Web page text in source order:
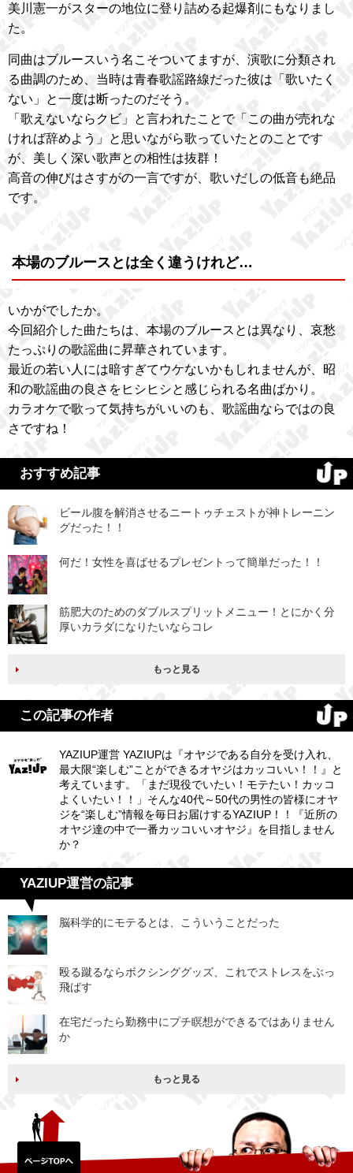
美川憲一がスターの地位に登り詰める起爆剤にもなりまし
た。
同曲はブルースいう名こそついてますが、演歌に分類され
る曲調のため、当時は青春歌謡路線だった彼は「歌いたく
ない」と一度は断ったのだそう。
「歌えないならクビ」と言われたことで「この曲が売れな
ければ辞めよう」と思いながら歌っていたとのことです
が、美しく深い歌声との相性は抜群！
高音の伸びはさすがの一言ですが、歌いだしの低音も絶品
です。
本場のブルースとは全く違うけれど…
いかがでしたか。
今回紹介した曲たちは、本場のブルースとは異なり、哀愁
たっぷりの歌謡曲に昇華されています。
最近の若い人には暗すぎてウケないかもしれませんが、昭
和の歌謡曲の良さをヒシヒシと感じられる名曲ばかり。
カラオケで歌って気持ちがいいのも、歌謡曲ならではの良
さですね！
おすすめ記事
ビール腹を解消させるニートゥチェストが神トレーニン
グだった！！
何だ！女性を喜ばせるプレゼントって簡単だった！！
筋肥大のためのダブルスプリットメニュー！とにかく分
厚いカラダになりたいならコレ
もっと見る
この記事の作者
YAZIUP運営 YAZIUPは『オヤジである自分を受け入れ、
最大限“楽しむ”ことができるオヤジはカッコいい！！』と
考えています。「まだ現役でいたい！モテたい！カッコ
よくいたい！！」そんな40代～50代の男性の皆様にオヤ
ジを“楽しむ”情報を毎日お届けするYAZIUP！！『近所の
オヤジ達の中で一番カッコいいオヤジ』を目指しません
か？
YAZIUP運営の記事
脳科学的にモテるとは、こういうことだった
殴る蹴るならボクシンググッズ、これでストレスをぶっ
飛ばす
在宅だったら勤務中にプチ瞑想ができるではありません
か
もっと見る